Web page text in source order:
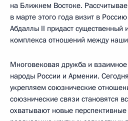
на Ближнем Востоке.
в марте этого года визит в
Абдаллы II придаст существенный
комплекса отношений между
Многовековая дружба и
народы России и Армении.
укрепляем союзнические
союзнические связи становятся
охватывают новые